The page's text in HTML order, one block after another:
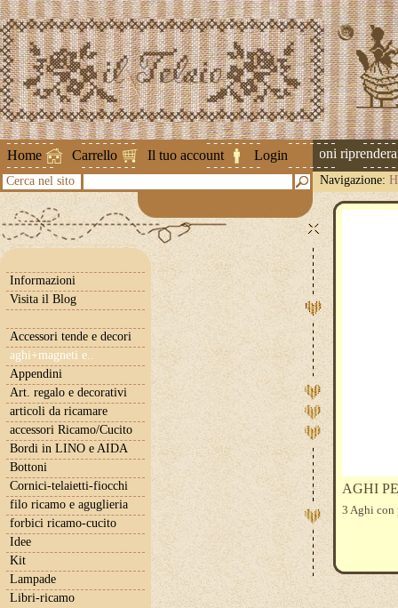
Home Carrello Il tuo account Login
Attenzione ! Le spedizioni
Cerca nel sito Navigazione:
Informazioni
Visita il Blog
Accessori tende e decori
aghi+magneti e..
Appendini
Art. regalo e decorativi
articoli da ricamare
accessori Ricamo/Cucito
Bordi in LINO e AIDA
Bottoni
Cornici-telaietti-fiocchi
filo ricamo e aguglieria
forbici ricamo-cucito
Idee
Kit
Lampade
Libri-ricamo
AGHI
3 Aghi con